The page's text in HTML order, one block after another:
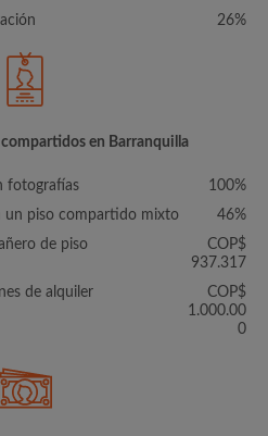
26%
compartidos en Barranquilla
fotografías
100%
un piso compartido mixto
46%
de piso
COP$
937.317
de alquiler
COP$
1.000.00
0